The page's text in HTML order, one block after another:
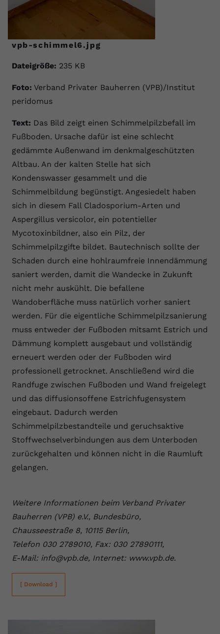
vpb-schimmel6.jpg
Dateigröße: 235 KB
Foto: Verband Privater Bauherren (VPB)/Institut
peridomus
Text: Das Bild zeigt einen Schimmelpilzbefall im
Fußboden. Ursache dafür ist eine schlecht
gedämmte Außenwand im denkmalgeschützten
Altbau. An der kalten Stelle hat sich
Kondenswasser gesammelt und die
Schimmelbildung begünstigt. Angesiedelt haben
sich in diesem Fall Cladosporium-Arten und
Aspergillus versicolor, ein potentieller
Mycotoxinbildner, also ein Pilz, der
Schimmelpilzgifte bildet. Bautechnisch sollte der
Schaden durch eine hohlraumfreie Innendämmung
saniert werden, damit die Wandecke in Zukunft
nicht mehr auskühlt. Die befallene
Wandoberfläche muss natürlich vorher saniert
werden. Für die eigentliche Schimmelpilzsanierung
muss entweder der Fußboden mitsamt Estrich und
Dämmung komplett ausgebaut und vollständig
erneuert werden oder der Fußboden wird
professionell getrocknet. Anschließend wird die
Randfuge zwischen Fußboden und Wand freigelegt
und das diffusionsoffene Estrichfugensystem
eingebaut. Dadurch werden
Schimmelpilzbestandteile und geruchsaktive
Stoffwechselverbindungen aus dem Unterboden
zurückgehalten und können nicht in die Raumluft
gelangen.
Weitere Informationen beim Verband Privater
Bauherren (VPB) e.V., Bundesbüro,
Chausseestraße 8, 10115 Berlin,
Telefon 030 2789010, Fax: 030 27890111,
E-Mail: info@vpb.de, Internet: www.vpb.de.
[ Download ]